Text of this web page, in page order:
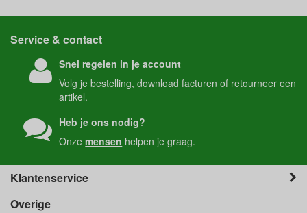
Service & contact
Snel regelen in je account
Volg jebestelling, downloadfacturen of retourneer een
artikel.
Heb je ons nodig?
Onzemensen helpen je graag.
Klantenservice
Overige